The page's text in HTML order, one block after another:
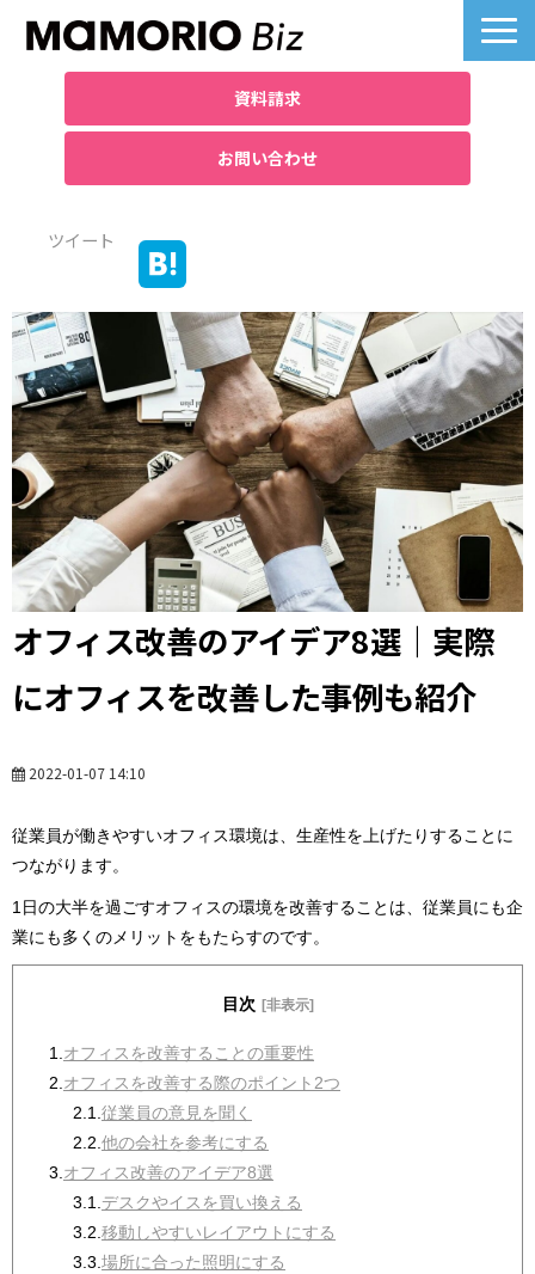
資料請求
お問い合わせ
課題別活用例
料金について
導入事例一覧
よくあるご質問
お役立ち記事へ
ノベルティ
ツイート
オフィス改善のアイデア8選｜実際
にオフィスを改善した事例も紹介
2022-01-07 14:10
従業員が働きやすいオフィス環境は、生産性を上げたりすることに
つながります。
1日の大半を過ごすオフィスの環境を改善することは、従業員にも企
業にも多くのメリットをもたらすのです。
目次 [非表示]
1. オフィスを改善することの重要性
2. オフィスを改善する際のポイント2つ
2.1. 従業員の意見を聞く
2.2. 他の会社を参考にする
3. オフィス改善のアイデア8選
3.1. デスクやイスを買い換える
3.2. 移動しやすいレイアウトにする
3.3. 場所に合った照明にする